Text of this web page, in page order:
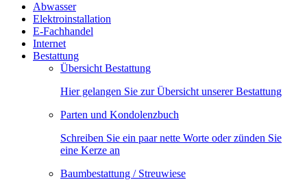
Abwasser
Elektroinstallation
E-Fachhandel
Internet
Bestattung
Übersicht Bestattung
Hier gelangen Sie zur Übersicht unserer Bestattung
Parten und Kondolenzbuch
Schreiben Sie ein paar nette Worte oder zünden Sie
eine Kerze an
Baumbestattung / Streuwiese